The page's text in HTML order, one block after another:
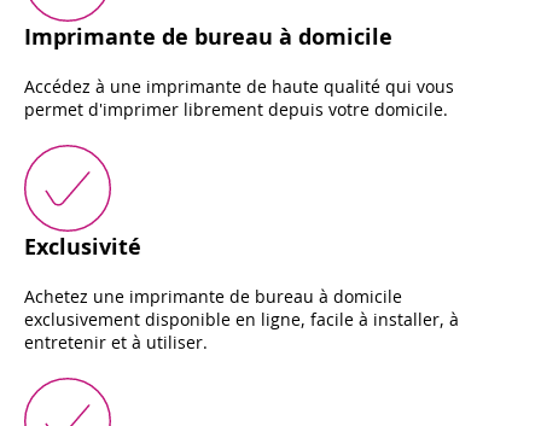
Imprimante de bureau à domicile
Accédez à une imprimante de haute qualité qui vous
permet d'imprimer librement depuis votre domicile.
Exclusivité
Achetez une imprimante de bureau à domicile
exclusivement disponible en ligne, facile à installer, à
entretenir et à utiliser.